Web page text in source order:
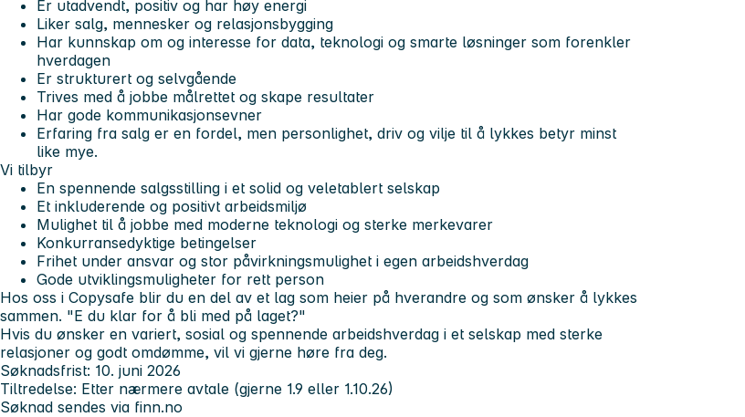
Er utadvendt, positiv og har høy energi
Liker salg, mennesker og relasjonsbygging
Har kunnskap om og interesse for data, teknologi og smarte løsninger som forenkler
hverdagen
Er strukturert og selvgående
Trives med å jobbe målrettet og skape resultater
Har gode kommunikasjonsevner
Erfaring fra salg er en fordel, men personlighet, driv og vilje til å lykkes betyr minst
like mye.
Vi tilbyr
En spennende salgsstilling i et solid og veletablert selskap
Et inkluderende og positivt arbeidsmiljø
Mulighet til å jobbe med moderne teknologi og sterke merkevarer
Konkurransedyktige betingelser
Frihet under ansvar og stor påvirkningsmulighet i egen arbeidshverdag
Gode utviklingsmuligheter for rett person
Hos oss i Copysafe blir du en del av et lag som heier på hverandre og som ønsker å lykkes
sammen. "E du klar for å bli med på laget?"
Hvis du ønsker en variert, sosial og spennende arbeidshverdag i et selskap med sterke
relasjoner og godt omdømme, vil vi gjerne høre fra deg.
Søknadsfrist: 10. juni 2026
Tiltredelse: Etter nærmere avtale (gjerne 1.9 eller 1.10.26)
Søknad sendes via finn.no